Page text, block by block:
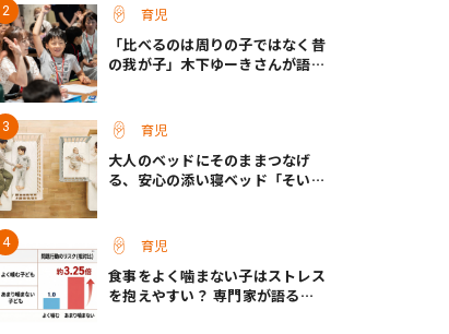
育児
「比べるのは周りの子ではなく昔
の我が子」木下ゆーきさんが語っ
育児
大人のベッドにそのままつなげ
る、安心の添い寝ベッド「そいね
育児
食事をよく噛まない子はストレス
を抱えやすい？ 専門家が語る、